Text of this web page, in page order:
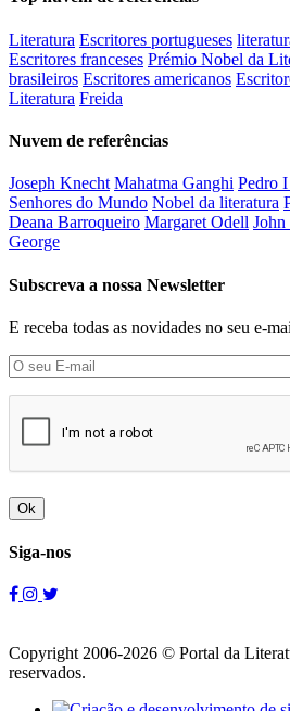
Literatura Escritores portugueses
Escritores franceses Prémio Nobel da
brasileiros Escritores americanos
Literatura Freida
Nuvem de referências
Joseph Knecht Mahatma Ganghi Pedro
Senhores do Mundo Nobel da literatura
Deana Barroqueiro Margaret Odell John
George
Subscreva a nossa Newsletter
E receba todas as novidades no seu e-
Ok
Siga-nos
Copyright 2006-2026 © Portal da
reservados.